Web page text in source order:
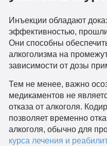
Инъекции обладают
эффективностью,
Они способны
алкоголизма на
зависимости от дозы
Тем не менее, важно
медикаментов не
отказа от алкоголя.
позволяет временно
алкоголя, обычно для
курса лечения и